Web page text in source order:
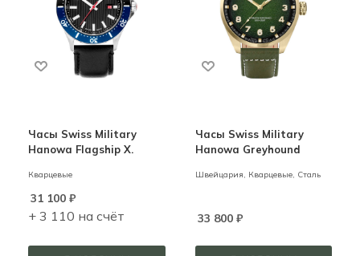
Часы Swiss Military
Hanowa Flagship X.
Кварцевые
31 100 ₽
+ 3 110 на счёт
Часы Swiss Military
Hanowa Greyhound
Швейцария, Кварцевые, Сталь
33 800₽